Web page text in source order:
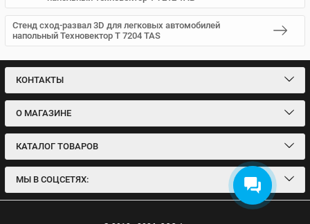
Стенд сход-развал 3D для легковых автомобилей
напольный Техновектор T 7204 TAS
КОНТАКТЫ
О МАГАЗИНЕ
КАТАЛОГ ТОВАРОВ
МЫ В СОЦСЕТЯХ: